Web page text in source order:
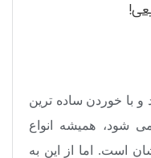
و با خوردن ساده ترین
شود، همیشه انواع
است. اما از این به